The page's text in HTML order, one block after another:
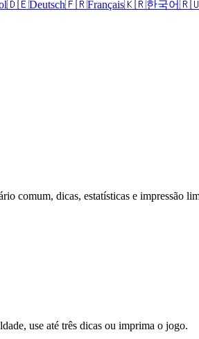
🇩🇪Deutsch🇫🇷Français🇰🇷한국어
comum, dicas, estatísticas e impressão
use até três dicas ou imprima o jogo.